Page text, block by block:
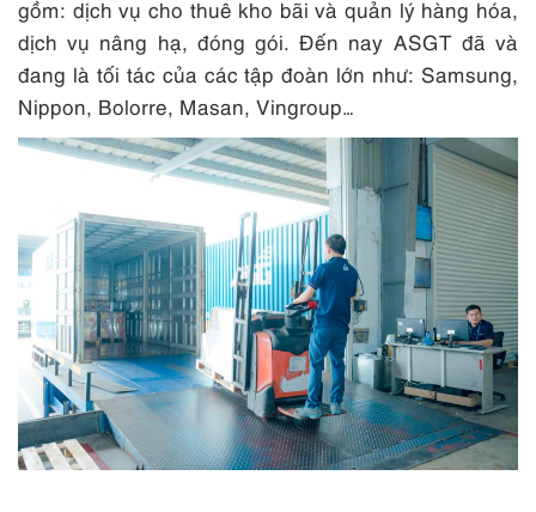
gồm: dịch vụ cho thuê kho bãi và quản lý hàng hóa,
dịch vụ nâng hạ, đóng gói. Đến nay ASGT đã và
đang là tối tác của các tập đoàn lớn như: Samsung,
Nippon, Bolorre, Masan, Vingroup…